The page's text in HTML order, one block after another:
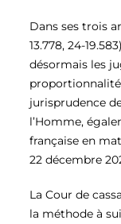
Dans ses trois
13.778, 24-
désormais les
jurisprudence
l’Homme,
française en
22 décembre
La Cour de
la méthode à